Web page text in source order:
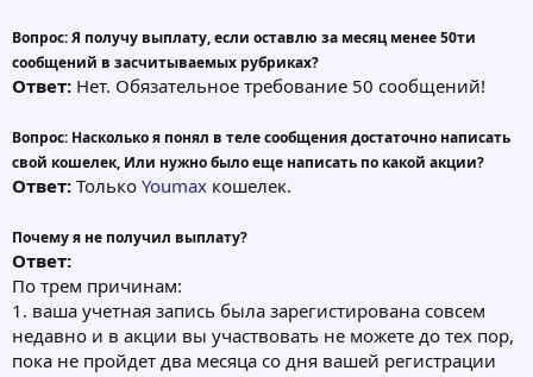
Вопрос: Я получу выплату, если оставлю за месяц менее 50ти
сообщений в засчитываемых рубриках?
Ответ: Нет. Обязательное требование 50 сообщений!
Вопрос: Насколько я понял в теле сообщения достаточно написать
свой кошелек, Или нужно было еще написать по какой акции?
Ответ: Только Youmax кошелек.
Почему я не получил выплату?
Ответ:
По трем причинам:
1. ваша учетная запись была зарегистирована совсем
недавно и в акции вы участвовать не можете до тех пор,
пока не пройдет два месяца со дня вашей регистрации